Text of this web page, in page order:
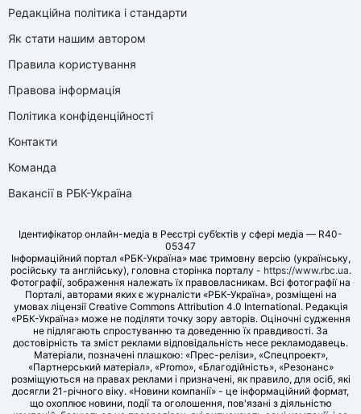
Редакційна політика і стандарти
Як стати нашим автором
Правила користування
Правова інформація
Політика конфіденційності
Контакти
Команда
Вакансії в РБК-Україна
Ідентифікатор онлайн-медіа в Реєстрі суб’єктів у сфері медіа — R40-
05347
Інформаційний портал «РБК-Україна» має тримовну версію (українську,
російську та англійську), головна сторінка порталу - https://www.rbc.ua.
Фотографії, зображення належать їх правовласникам. Всі фотографії на
Порталі, авторами яких є журналісти «РБК-Україна», розміщені на
умовах ліцензії Creative Commons Attribution 4.0 International. Редакція
«РБК-Україна» може не поділяти точку зору авторів. Оціночні судження
не підлягають спростуванню та доведенню їх правдивості. За
достовірність та зміст реклами відповідальність несе рекламодавець.
Матеріали, позначені плашкою: «Прес-релізи», «Спецпроект»,
«Партнерський матеріал», «Promo», «Благодійність», «Резонанс»
розміщуються на правах реклами і призначені, як правило, для осіб, які
досягли 21-річного віку. «Новини компанії» - це інформаційний формат,
що охоплює новини, події та оголошення, пов'язані з діяльністю